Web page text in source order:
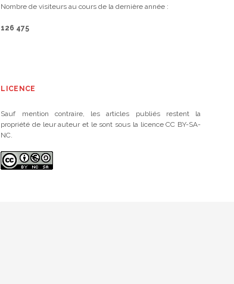
Nombre de visiteurs au cours de la dernière année :
126 475
LICENCE
Sauf mention contraire, les articles publiés restent la
propriété de leur auteur et le sont sous la licence CC BY-SA-
NC.